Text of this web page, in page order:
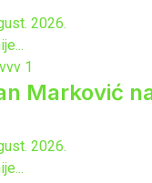
2026.
Marković
2026.